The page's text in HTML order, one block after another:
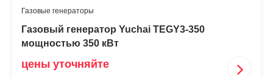
Газовые генераторы
Газовый генератор Yuchai TEGY3-350
мощностью 350 кВт
цены уточняйте